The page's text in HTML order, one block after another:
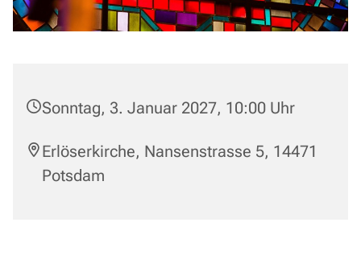
Sonntag, 3. Januar 2027, 10:00 Uhr
Erlöserkirche, Nansenstrasse 5, 14471
Potsdam